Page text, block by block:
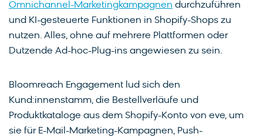
Omnichannel-Marketingkampagnen durchzuführen
und KI-gesteuerte Funktionen in Shopify-Shops zu
nutzen. Alles, ohne auf mehrere Plattformen oder
Dutzende Ad-hoc-Plug-ins angewiesen zu sein.
Bloomreach Engagement lud sich den
Kund:innenstamm, die Bestellverläufe und
Produktkataloge aus dem Shopify-Konto von eve, um
sie für E-Mail-Marketing-Kampagnen, Push-